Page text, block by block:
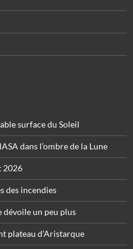
surface du Soleil
dans l’ombre de la Lune
2026
des incendies
dévoile un peu plus
plateau d’Aristarque